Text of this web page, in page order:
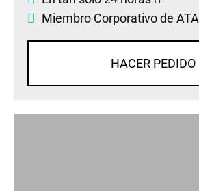
Miembro Corporativo de ATA
HACER PEDIDO